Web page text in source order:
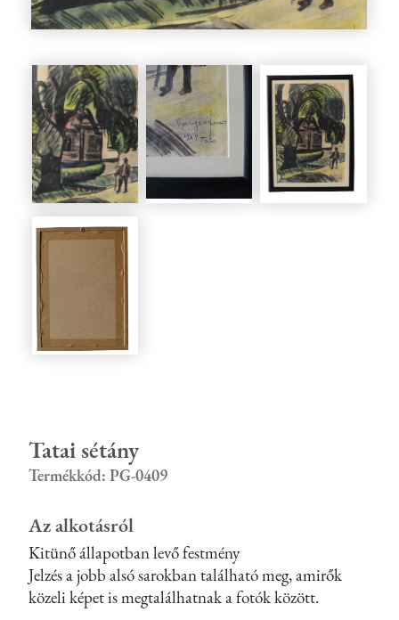
Tatai sétány
Termékkód: PG-0409
Az alkotásról
Kitünő állapotban levő festmény
Jelzés a jobb alsó sarokban található meg, amirők
közeli képet is megtalálhatnak a fotók között.